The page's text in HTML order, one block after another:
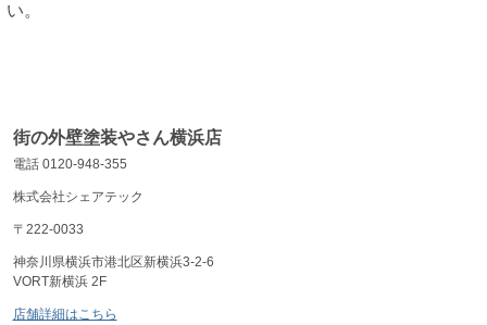
い。
街の外壁塗装やさん横浜店
電話 0120-948-355
株式会社シェアテック
〒222-0033
神奈川県横浜市港北区新横浜3-2-6
VORT新横浜 2F
店舗詳細はこちら